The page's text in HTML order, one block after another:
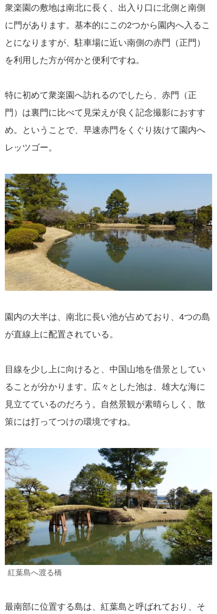
衆楽園の敷地は南北に長く、出入り口に北側と南側
に門があります。基本的にこの2つから園内へ入るこ
とになりますが、駐車場に近い南側の赤門（正門）
を利用した方が何かと便利ですね。
特に初めて衆楽園へ訪れるのでしたら、赤門（正
門）は裏門に比べて見栄えが良く記念撮影におすす
め。ということで、早速赤門をくぐり抜けて園内へ
レッツゴー。
園内の大半は、南北に長い池が占めており、4つの島
が直線上に配置されている。
目線を少し上に向けると、中国山地を借景としてい
ることが分かります。広々とした池は、雄大な海に
見立てているのだろう。自然景観が素晴らしく、散
策には打ってつけの環境ですね。
紅葉島へ渡る橋
最南部に位置する島は、紅葉島と呼ばれており、そ